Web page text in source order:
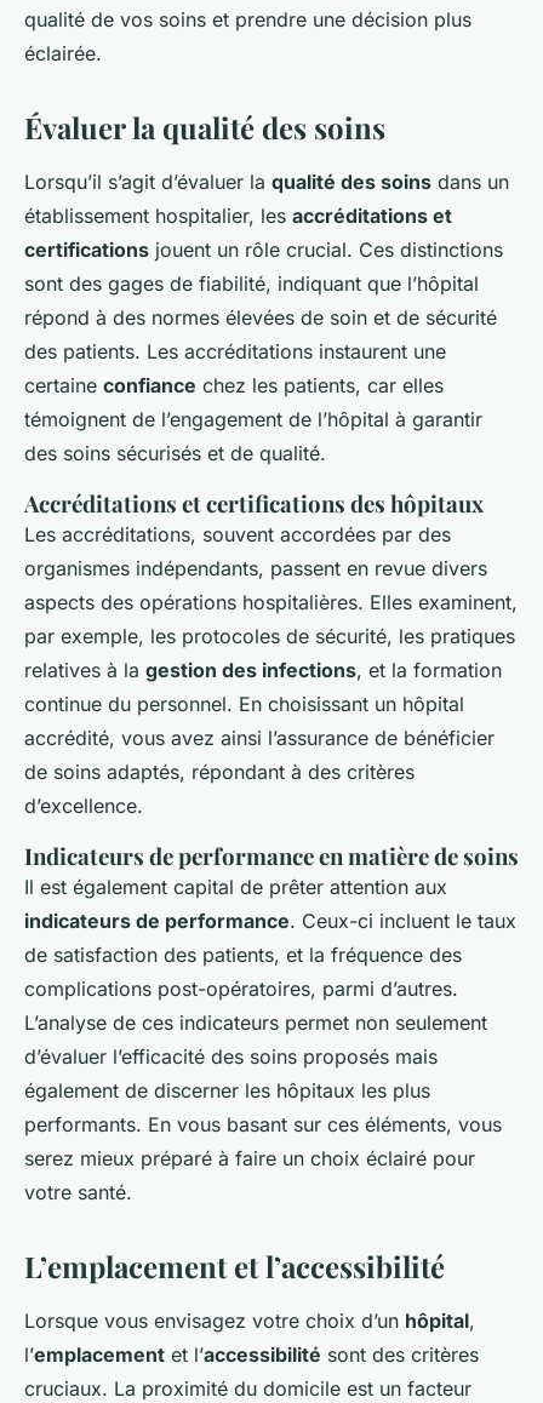
qualité de vos soins et prendre une décision plus
éclairée.
Évaluer la qualité des soins
Lorsqu’il s’agit d’évaluer la qualité des soins dans un
établissement hospitalier, les accréditations et
certifications jouent un rôle crucial. Ces distinctions
sont des gages de fiabilité, indiquant que l’hôpital
répond à des normes élevées de soin et de sécurité
des patients. Les accréditations instaurent une
certaine confiance chez les patients, car elles
témoignent de l’engagement de l’hôpital à garantir
des soins sécurisés et de qualité.
Accréditations et certifications des hôpitaux
Les accréditations, souvent accordées par des
organismes indépendants, passent en revue divers
aspects des opérations hospitalières. Elles examinent,
par exemple, les protocoles de sécurité, les pratiques
relatives à la gestion des infections, et la formation
continue du personnel. En choisissant un hôpital
accrédité, vous avez ainsi l’assurance de bénéficier
de soins adaptés, répondant à des critères
d’excellence.
Indicateurs de performance en matière de soins
Il est également capital de prêter attention aux
indicateurs de performance. Ceux-ci incluent le taux
de satisfaction des patients, et la fréquence des
complications post-opératoires, parmi d’autres.
L’analyse de ces indicateurs permet non seulement
d’évaluer l’efficacité des soins proposés mais
également de discerner les hôpitaux les plus
performants. En vous basant sur ces éléments, vous
serez mieux préparé à faire un choix éclairé pour
votre santé.
L’emplacement et l’accessibilité
Lorsque vous envisagez votre choix d’un hôpital,
l’emplacement et l’accessibilité sont des critères
cruciaux. La proximité du domicile est un facteur